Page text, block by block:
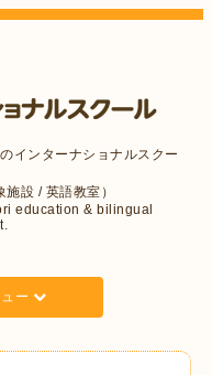
インターナショナルスクー
施設 / 英語教室）
education & bilingual
ー